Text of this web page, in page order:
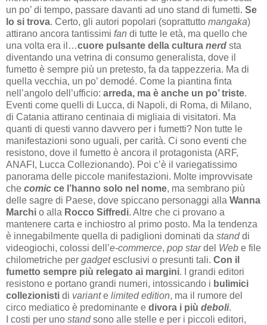
un po’ di tempo, passare davanti ad uno stand di fumetti. Se
lo si trova. Certo, gli autori popolari (soprattutto mangaka)
attirano ancora tantissimi fan di tutte le età, ma quello che
una volta era il…cuore pulsante della cultura nerd sta
diventando una vetrina di consumo generalista, dove il
fumetto è sempre più un pretesto, fa da tappezzeria. Ma di
quella vecchia, un po’ demodé. Come la piantina finta
nell’angolo dell’ufficio: arreda, ma è anche un po’ triste.
Eventi come quelli di Lucca, di Napoli, di Roma, di Milano,
di Catania attirano centinaia di migliaia di visitatori. Ma
quanti di questi vanno davvero per i fumetti? Non tutte le
manifestazioni sono uguali, per carità. Ci sono eventi che
resistono, dove il fumetto è ancora il protagonista (ARF,
ANAFI, Lucca Collezionando). Poi c’è il variegatissimo
panorama delle piccole manifestazioni. Molte improvvisate
che comic ce l’hanno solo nel nome, ma sembrano più
delle sagre di Paese, dove spiccano personaggi alla Wanna
Marchi o alla Rocco Siffredi. Altre che ci provano a
mantenere carta e inchiostro al primo posto. Ma la tendenza
è innegabilmente quella di padiglioni dominati da standdi
videogiochi, colossi dell’e-commerce, pop stardel Web e file
chilometriche per gadgetesclusivi o presunti tali. Con il
fumetto sempre più relegato ai margini. I grandi editori
resistono e portano grandi numeri, intossicando i bulimici
collezionisti di variante limited edition, ma il rumore del
circo mediatico è predominante e divora i più deboli.
I costi per uno standsono alle stelle e per i piccoli editori,